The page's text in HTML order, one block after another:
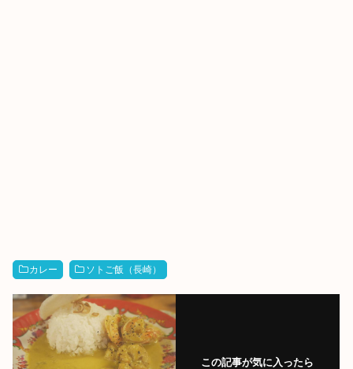
カレー ソトご飯（長崎）
この記事が気に入ったら